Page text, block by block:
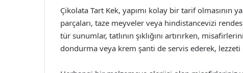
Çikolata Tart Kek, yapımı kolay bir tarif olmasının
parçaları, taze meyveler veya hindistancevizi
tür sunumlar, tatlının şıklığını artırırken,
dondurma veya krem şanti de servis ederek, lezzeti